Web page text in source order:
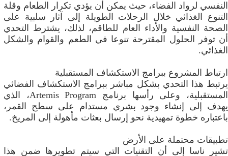
النفسي لرواد الفضاء، حيث يمكن أن يؤدي تكرار الطعام وقلة
التنوع الغذائي خلال الرحلات الطويلة إلى آثار سلبية على
الصحة النفسية والأداء العام للطاقم، لذلك، يشترط التحدي
أن توفر الحلول المقترحة تنوعا في الطعم والقوام والشكل
الغذائي.
ارتباط المشروع ببرامج الاستكشاف المستقبلية
يرتبط هذا التحدي بشكل مباشر ببرامج الاستكشاف الفضائي
المستقبلية، وعلى رأسها برنامج Artemis Program، الذي
يهدف إلى إنشاء وجود بشري مستدام على سطح القمر،
باعتباره خطوة تمهيدية نحو إرسال بعثات مأهولة إلى المريخ.
تطبيقات محتملة على الأرض
تشير ناسا إلى أن التقنيات التي سيتم تطويرها ضمن هذا